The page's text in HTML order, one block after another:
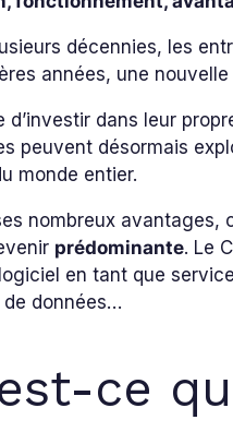
décennies, les
années, une
d’investir dans leur
peuvent désormais
monde entier.
nombreux avantages,
prédominante. Le
en tant que service
données…
ce